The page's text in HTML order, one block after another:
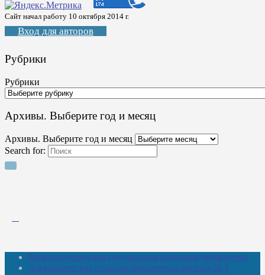
Сайт начал работу 10 октября 2014 г.
Вход для авторов
Рубрики
Рубрики
Архивы. Выберите год и месяц
Архивы. Выберите год и месяц
Search for:
Межпоселенческая центральная районная библиотека
Амзибашевская сельская библиотека-филиал № 1